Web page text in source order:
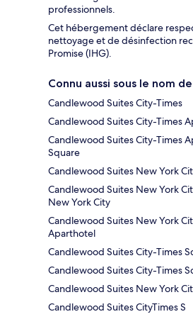
professionnels.
Cet hébergement déclare
nettoyage et de désinfection
Promise (IHG).
Connu aussi sous le nom de
Candlewood Suites City-Times
Candlewood Suites City-Times
Candlewood Suites City-Times
Square
Candlewood Suites New York
Candlewood Suites New York
New York City
Candlewood Suites New York
Aparthotel
Candlewood Suites City-Times
Candlewood Suites City-Times
Candlewood Suites New York
Candlewood Suites CityTimes S